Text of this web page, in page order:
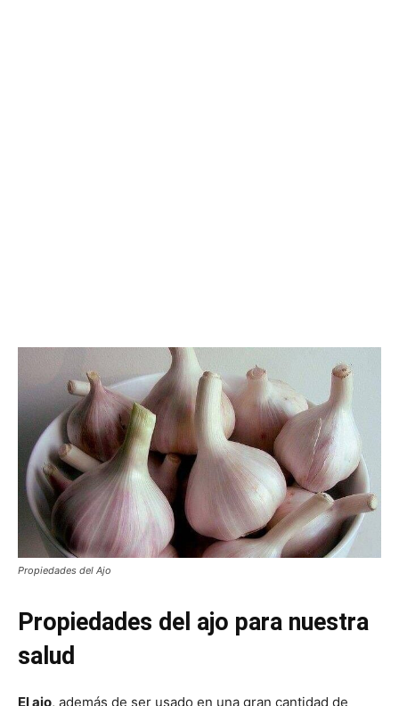
Propiedades del Ajo
Propiedades del ajo para nuestra
salud
El ajo, además de ser usado en una gran cantidad de